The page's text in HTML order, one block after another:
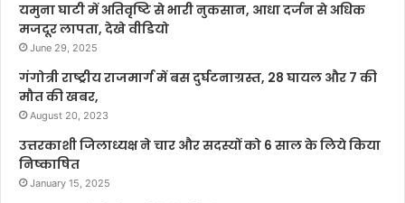
यमुना घाटी में अतिवृष्टि से भारी नुकसान, आधा दर्जन से अधिक
मजदूर लापता, देखे वीडियो
June 29, 2025
गंगोत्री राष्ट्रीय राजमार्ग में बस दुर्घटनाग्रस्त, 28 घायल और 7 की
मौत की खबर,
August 20, 2023
उत्तरकाशी जिलाध्यक्ष ने चार और सदस्यों को 6 साल के लिये किया
निष्काषित
January 15, 2025